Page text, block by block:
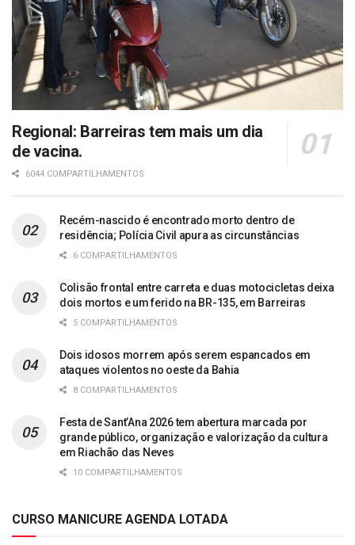
Regional: Barreiras tem mais um dia
de vacina.
6044 COMPARTILHAMENTOS
Recém-nascido é encontrado morto dentro de
residência; Polícia Civil apura as circunstâncias
6 COMPARTILHAMENTOS
Colisão frontal entre carreta e duas motocicletas deixa
dois mortos e um ferido na BR-135, em Barreiras
5 COMPARTILHAMENTOS
Dois idosos morrem após serem espancados em
ataques violentos no oeste da Bahia
8 COMPARTILHAMENTOS
Festa de Sant’Ana 2026 tem abertura marcada por
grande público, organização e valorização da cultura
em Riachão das Neves
10 COMPARTILHAMENTOS
CURSO MANICURE AGENDA LOTADA